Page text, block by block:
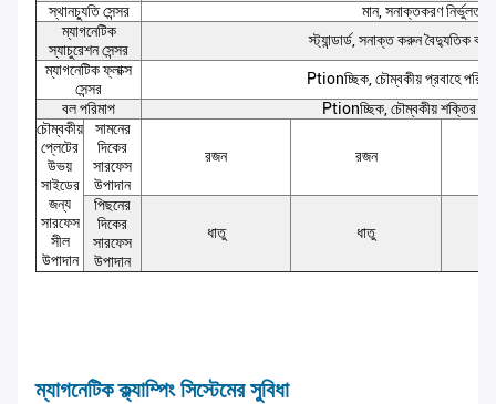
স্থানচ্যুতি সেন্সর
মান, সনাক্তকরণ নির্ভুলতা
ম্যাগনেটিক
স্যাচুরেশন সেন্সর
স্ট্যান্ডার্ড, সনাক্ত করুন বৈদ্যুতিক
ম্যাগনেটিক ফ্লাক্স
সেন্সর
Ptionচ্ছিক, চৌম্বকীয় প্রবাহে
বল পরিমাপ
Ptionচ্ছিক, চৌম্বকীয় শক্তির
চৌম্বকীয়
প্লেটের
উভয়
সাইডের
জন্য
সারফেস
সীল
উপাদান
সামনের
দিকের
সারফেস
উপাদান
রজন রজন
পিছনের
দিকের
সারফেস
উপাদান
ধাতু ধাতু
ম্যাগনেটিক ক্ল্যাম্পিং সিস্টেমের সুবিধা